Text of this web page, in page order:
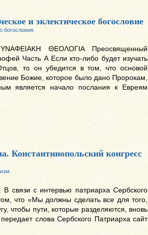
и эклектическое богословие
богословия
ΘΕΟΛΟΓΙΑ Преосвященный
Часть А Если кто-либо будет изучать
то он убедится в том, что основой
Божие, которое было дано Пророкам,
является начало послания к Евреям
Константинопольский конгресс
связи с интервью патриарха Сербского
что «Мы должны сделать все для того,
чтобы пути, которые разделяются, вновь
слова Сербского Патриарха сайт